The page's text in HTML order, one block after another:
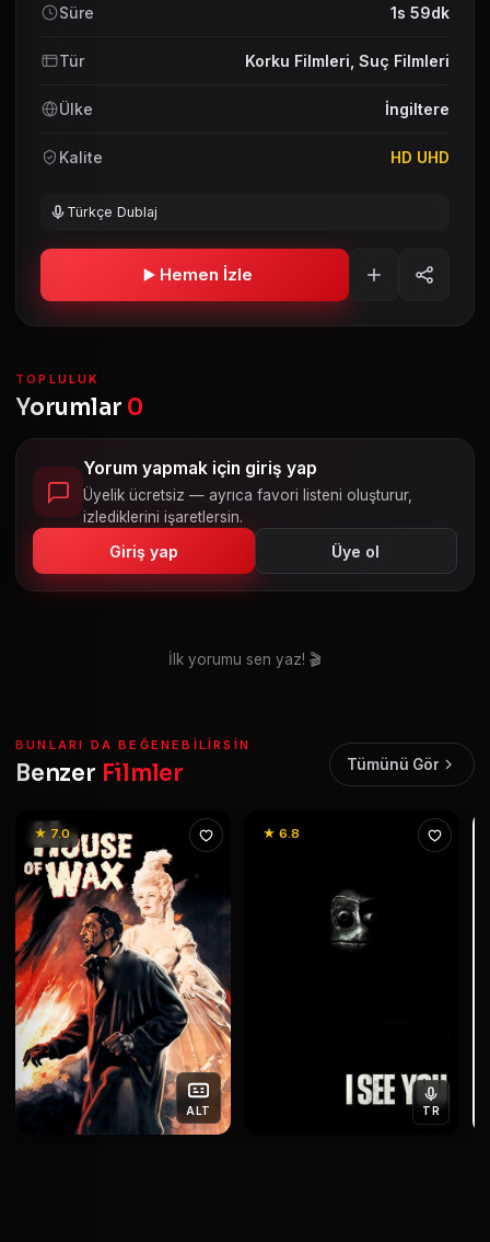
Süre 1s 59dk
Tür Korku Filmleri, Suç Filmleri
Ülke İngiltere
Kalite HD UHD
Türkçe Dublaj
Hemen İzle
TOPLULUK
Yorumlar 0
Yorum yapmak için giriş yap
Üyelik ücretsiz — ayrıca favori listeni oluşturur,
izlediklerini işaretlersin.
Giriş yap Üye ol
İlk yorumu sen yaz! 🎬
BUNLARI DA BEĞENEBILIRSIN
Benzer Filmler Tümünü Gör
★ 7.0
ALT
★ 6.8
TR